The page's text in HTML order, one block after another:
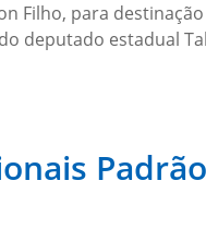
Filho, para
deputado estadual
Padrão